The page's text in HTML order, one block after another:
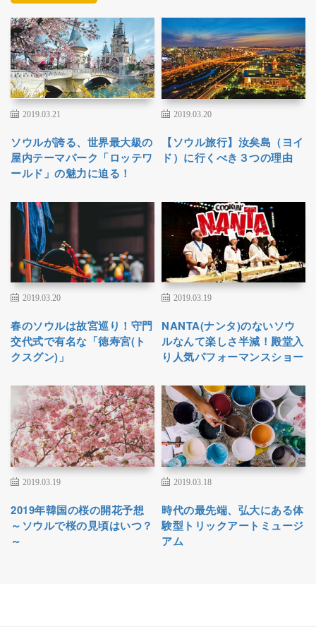
2019.03.21
ソウルが誇る、世界最大級の
屋内テーマパーク「ロッテワ
ールド」の魅力に迫る！
2019.03.20
【ソウル旅行】汝矣島（ヨイ
ド）に行くべき３つの理由
2019.03.20
春のソウルは故宮巡り！守門
交代式で有名な「徳寿宮(ト
クスグン)」
2019.03.19
NANTA(ナンタ)のないソウ
ルなんて楽しさ半減！殿堂入
り人気パフォーマンスショー
2019.03.19
2019年韓国の桜の開花予想
～ソウルで桜の見頃はいつ？
～
2019.03.18
時代の最先端、弘大にある体
験型トリックアートミュージ
アム